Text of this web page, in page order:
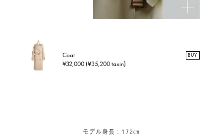
Coat
¥32,000 (¥35,200 taxin)
BUY
モデル身長：172㎝